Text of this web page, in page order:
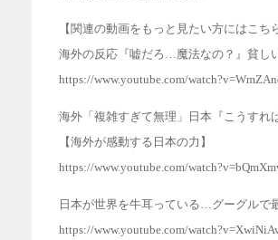
【関連の動画をもっと見たい方にはこち
海外の反応『嘘だろ…魔法なの？』貧し
https://www.youtube.com/
海外「複雑すぎて無理」日本『こうす
【海外が感動する日本の力】
https://www.youtube.com/
日本が世界を牛耳っている…グーグルで
https://www.youtube.com/